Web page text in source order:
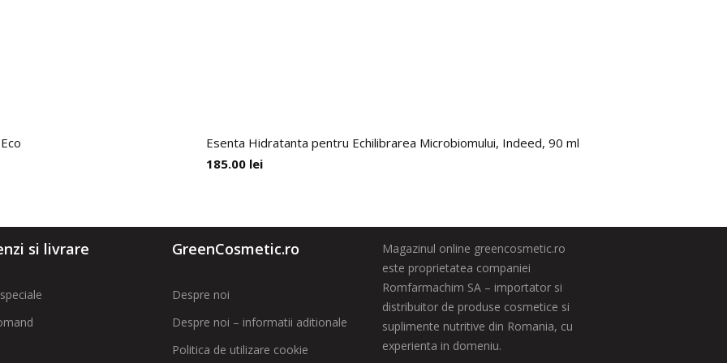
Esenta Hidratanta pentru Echilibrarea Microbiomului, Indeed, 90 ml
185.00 lei
si livrare GreenCosmetic.ro
Despre noi
Despre noi – informatii aditionale
Politica de utilizare cookie
Magazinul online greencosmetic.ro
este proprietatea companiei
Romfarmachim SA – importator si
distribuitor de produse cosmetice si
suplimente nutritive din Romania, cu
experienta in domeniu.